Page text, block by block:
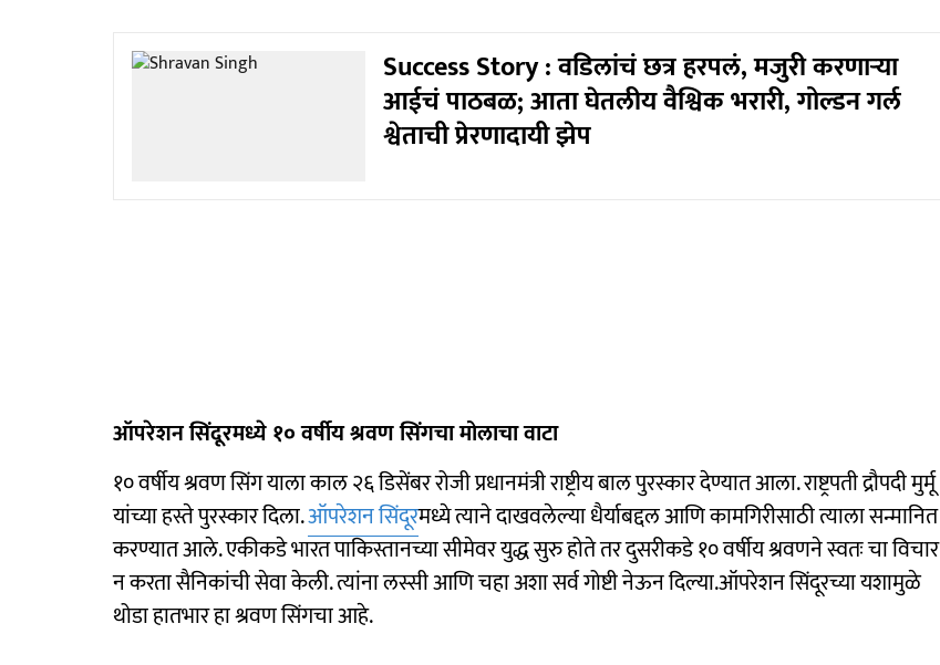
Success Story : वडिलांचं छत्र हरपलं, मजुरी करणाऱ्या
आईचं पाठबळ; आता घेतलीय वैश्विक भरारी, गोल्डन गर्ल
श्वेताची प्रेरणादायी झेप
ऑपरेशन सिंदूरमध्ये १० वर्षीय श्रवण सिंगचा मोलाचा वाटा
१० वर्षीय श्रवण सिंग याला काल २६ डिसेंबर रोजी प्रधानमंत्री राष्ट्रीय बाल पुरस्कार देण्यात आला. राष्ट्रपती द्रौपदी मुर्मू
यांच्या हस्ते पुरस्कार दिला.ऑपरेशन सिंदूरमध्ये त्याने दाखवलेल्या धैर्याबद्दल आणि कामगिरीसाठी त्याला सन्मानित
करण्यात आले. एकीकडे भारत पाकिस्तानच्या सीमेवर युद्ध सुरु होते तर दुसरीकडे १० वर्षीय श्रवणने स्वतः चा विचार
न करता सैनिकांची सेवा केली. त्यांना लस्सी आणि चहा अशा सर्व गोष्टी नेऊन दिल्या.ऑपरेशन सिंदूरच्या यशामुळे
थोडा हातभार हा श्रवण सिंगचा आहे.